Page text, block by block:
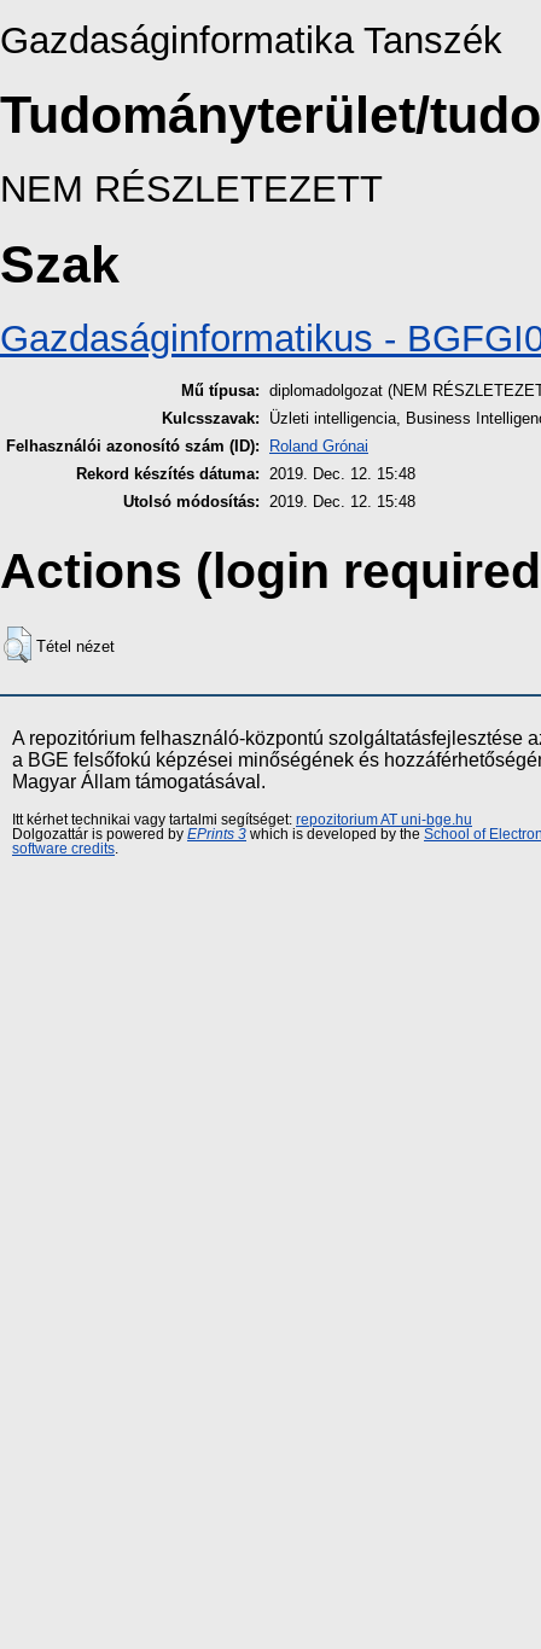
Gazdaságinformatika Tanszék
Tudományterület/
NEM RÉSZLETEZETT
Szak
Gazdaságinformatikus -
Mű típusa: diplomadolgozat (NEM
Kulcsszavak:
Üzleti intelligencia, Business
Felhasználói azonosító szám (ID):
Roland Grónai
Rekord készítés dátuma: 2019. Dec. 12. 15:48
Utolsó módosítás: 2019. Dec. 12. 15:48
Actions (login
Tétel nézet
A repozitórium felhasználó-központú szolgáltatásfejlesztése
a BGE felsőfokú képzései minőségének és
Magyar Állam támogatásával.
Itt kérhet technikai vagy tartalmi segítséget: repozitorium AT uni-bge.hu
Dolgozattár is powered by EPrints 3 which is developed by the School of
software credits